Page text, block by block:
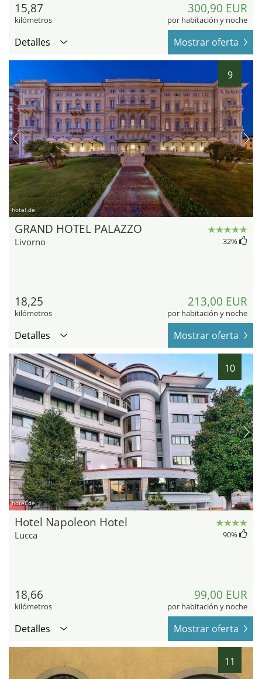
15,87
kilómetros
300,90 EUR
por habitación y noche
Detalles Mostrar oferta
9
hotel.de
GRAND HOTEL PALAZZO
Livorno 32%
18,25
kilómetros
213,00 EUR
por habitación y noche
Detalles Mostrar oferta
10
hotel.de
Hotel Napoleon Hotel
Lucca 90%
18,66
kilómetros
99,00 EUR
por habitación y noche
Detalles Mostrar oferta
11